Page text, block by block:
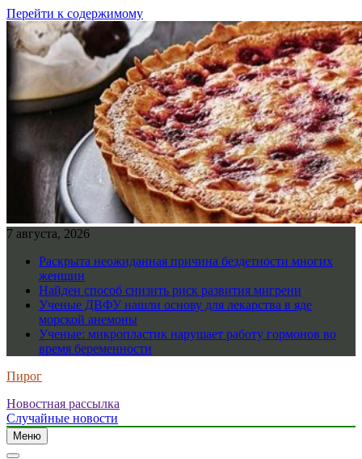
Перейти к содержимому
7 августа, 2026
Раскрыта неожиданная причина бездетности многих
женщин
Найден способ снизить риск развития мигрени
Ученые ДВФУ нашли основу для лекарства в яде
морской анемоны
Ученые: микропластик нарушает работу гормонов во
время беременности
Пирог
Новостная рассылка
Случайные новости
Меню